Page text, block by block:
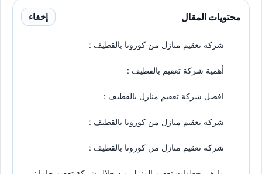
محتويات المقال إخفاء
شركة تعقيم منازل من كورونا بالقطيف :
أهمية شركة تعقيم بالقطيف :
افضل شركة تعقيم منازل بالقطيف :
شركة تعقيم منازل من كورونا بالقطيف :
شركة تعقيم منازل من كورونا بالقطيف :